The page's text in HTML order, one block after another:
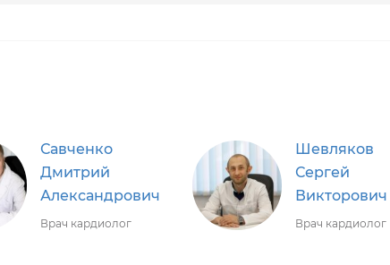
Савченко
Дмитрий
Александрович
Врач кардиолог
Шевляков
Сергей
Викторович
Врач кардиолог